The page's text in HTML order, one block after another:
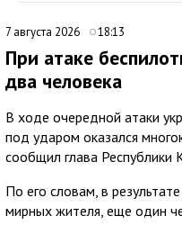
7 августа 2026 18:13
При атаке
два человека
В ходе очередной атаки
под ударом оказался
сообщил глава Республики
По его словам, в
мирных жителя, еще один